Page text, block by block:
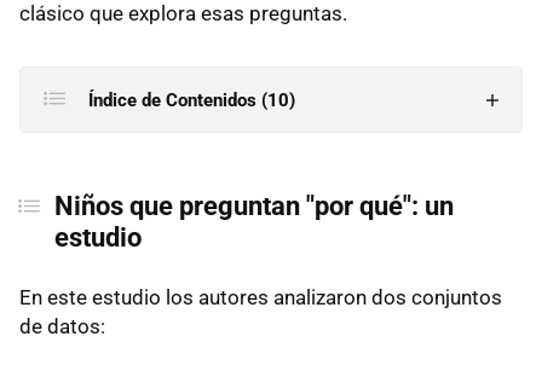
clásico que explora esas preguntas.
Índice de Contenidos (10)
Cómo piensan los niños de cuatro años cuando
preguntan “por qué” sin parar
Niños que preguntan "por qué": un
estudio
En este estudio los autores analizaron dos conjuntos
de datos: